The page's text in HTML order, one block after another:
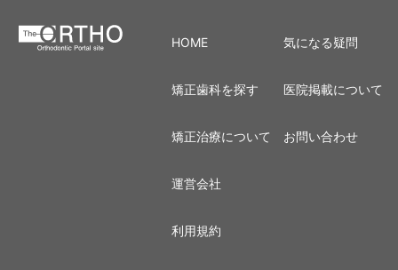
HOME
矯正歯科を探す
矯正治療について
気になる疑問
医院掲載について
お問い合わせ
運営会社
利用規約